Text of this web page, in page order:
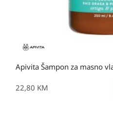
Apivita Šampon za masno
22,80 KM